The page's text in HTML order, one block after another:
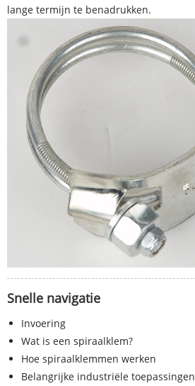
lange termijn te benadrukken.
Snelle navigatie
Invoering
Wat is een spiraalklem?
Hoe spiraalklemmen werken
Belangrijke industriële toepassingen